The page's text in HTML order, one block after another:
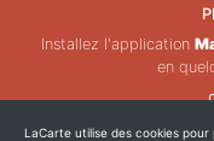
Installez l'application
en
LaCarte utilise des cookies